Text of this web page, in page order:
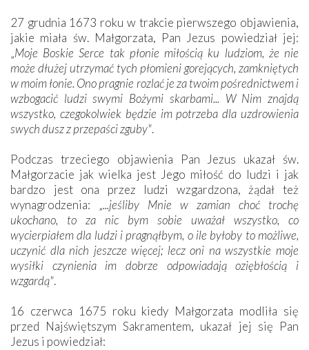
27 grudnia 1673 roku w trakcie pierwszego objawienia,
jakie miała św. Małgorzata, Pan Jezus powiedział jej:
„Moje Boskie Serce tak płonie miłością ku ludziom, że nie
może dłużej utrzymać tych płomieni gorejących, zamkniętych
w moim łonie. Ono pragnie rozlać je za twoim pośrednictwem i
wzbogacić ludzi swymi Bożymi skarbami... W Nim znajdą
wszystko, czegokolwiek będzie im potrzeba dla uzdrowienia
swych dusz z przepaści zguby".
Podczas trzeciego objawienia Pan Jezus ukazał św.
Małgorzacie jak wielka jest Jego miłość do ludzi i jak
bardzo jest ona przez ludzi wzgardzona, żądał też
wynagrodzenia: „...jeśliby Mnie w zamian choć trochę
ukochano, to za nic bym sobie uważał wszystko, co
wycierpiałem dla ludzi i pragnąłbym, o ile byłoby to możliwe,
uczynić dla nich jeszcze więcej; lecz oni na wszystkie moje
wysiłki czynienia im dobrze odpowiadają oziębłością i
wzgardą".
16 czerwca 1675 roku kiedy Małgorzata modliła się
przed Najświętszym Sakramentem, ukazał jej się Pan
Jezus i powiedział: